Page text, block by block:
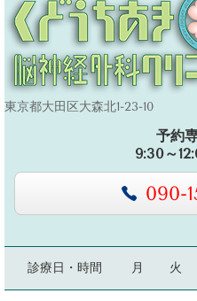
東京都大田区大森北1-23-10
予約
9:30～
090-
診療日・時間 月 火